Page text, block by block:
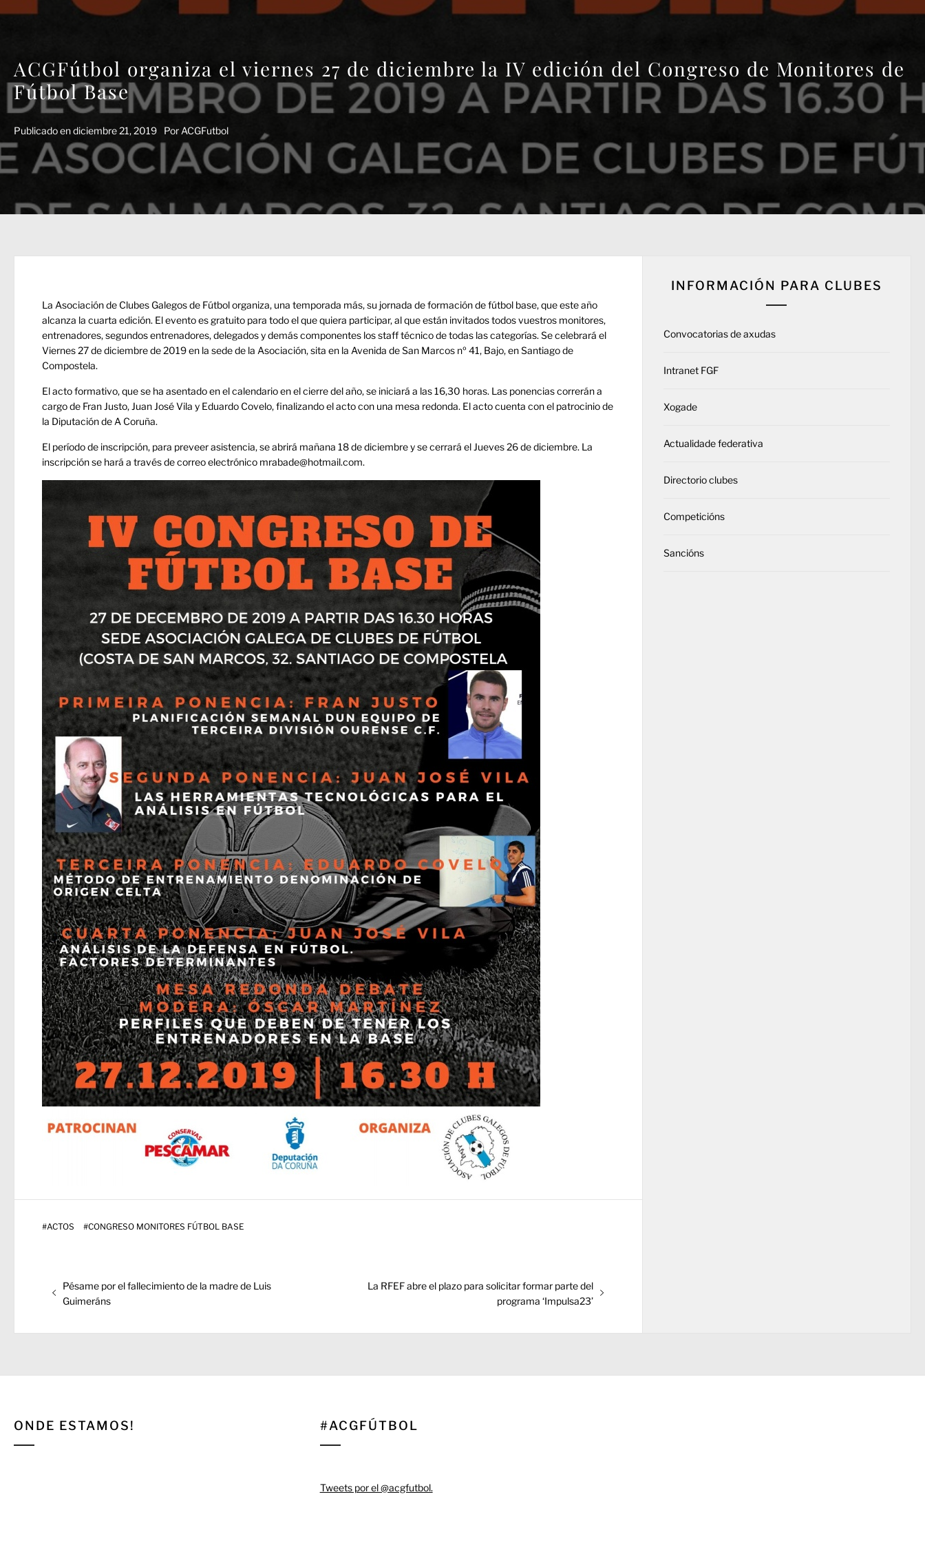
ACGFútbol organiza el viernes 27 de diciembre la IV edición del Congreso de Monitores de
Fútbol Base
Publicado endiciembre 21, 2019 Por ACGFutbol
La Asociación de Clubes Galegos de Fútbol organiza, una temporada más, su jornada de formación de fútbol base, que este año
alcanza la cuarta edición. El evento es gratuito para todo el que quiera participar, al que están invitados todos vuestros monitores,
entrenadores, segundos entrenadores, delegados y demás componentes los staff técnico de todas las categorías. Se celebrará el
Viernes 27 de diciembre de 2019 en la sede de la Asociación, sita en la Avenida de San Marcos nº 41, Bajo, en Santiago de
Compostela.
El acto formativo, que se ha asentado en el calendario en el cierre del año, se iniciará a las 16,30 horas. Las ponencias correrán a
cargo de Fran Justo, Juan José Vila y Eduardo Covelo, finalizando el acto con una mesa redonda. El acto cuenta con el patrocinio de
la Diputación de A Coruña.
El período de inscripción, para preveer asistencia, se abrirá mañana 18 de diciembre y se cerrará el Jueves 26 de diciembre. La
inscripción se hará a través de correo electrónico mrabade@hotmail.com.
#ACTOS #CONGRESO MONITORES FÚTBOL BASE
Navegación
de
Entrada
anterior:
Pésame por el fallecimiento de la madre de Luis
Guimeráns
Entrada
La RFEF abre el plazo para solicitar formar parte del
programa ‘Impulsa23’
INFORMACIÓN PARA CLUBES
Convocatorias de axudas
Intranet FGF
Xogade
Actualidade federativa
Directorio clubes
Competicións
Sancións
ONDE ESTAMOS! #ACGFÚTBOL
Tweets por el @acgfutbol.